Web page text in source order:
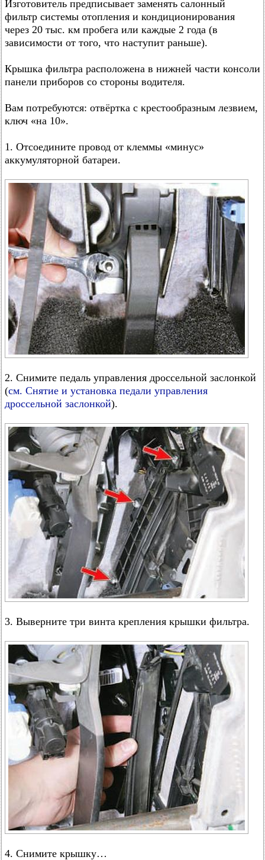
Изготовитель предписывает заменять салонный
фильтр системы отопления и кондиционирования
через 20 тыс. км пробега или каждые 2 года (в
зависимости от того, что наступит раньше).
Крышка фильтра расположена в нижней части консоли
панели приборов со стороны водителя.
Вам потребуются: отвёртка с крестообразным лезвием,
ключ «на 10».
1. Отсоедините провод от клеммы «минус»
аккумуляторной батареи.
2. Снимите педаль управления дроссельной заслонкой
(см. Снятие и установка педали управления
дроссельной заслонкой).
3. Выверните три винта крепления крышки фильтра.
4. Снимите крышку…